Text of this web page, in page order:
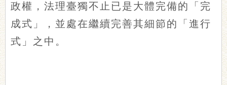
政權，法理臺獨不止已是大體完備的「完
成式」，並處在繼續完善其細節的「進行
式」之中。